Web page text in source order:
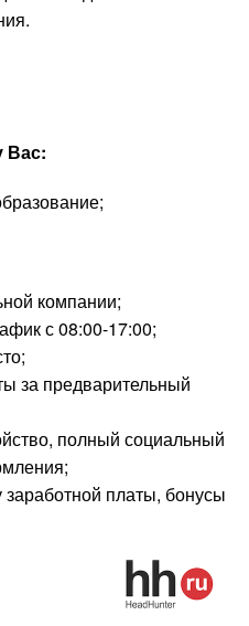
Вас:
компании;
с 08:00-17:00;
за предварительный
полный социальный
платы, бонусы